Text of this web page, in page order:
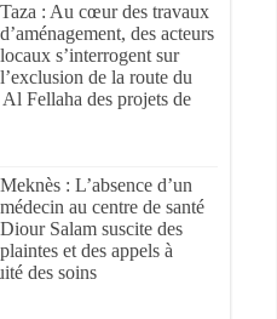
Taza : Au cœur des travaux
d’aménagement, des acteurs
locaux s’interrogent sur
l’exclusion de la route du
Fellaha des projets de
Meknès : L’absence d’un
médecin au centre de santé
Diour Salam suscite des
plaintes et des appels à
des soins